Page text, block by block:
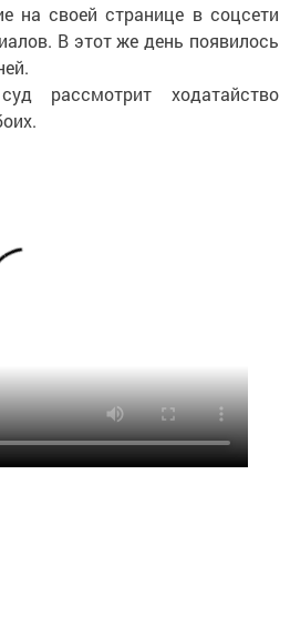
на своей странице в соцсети
В этот же день появилось
рассмотрит ходатайство